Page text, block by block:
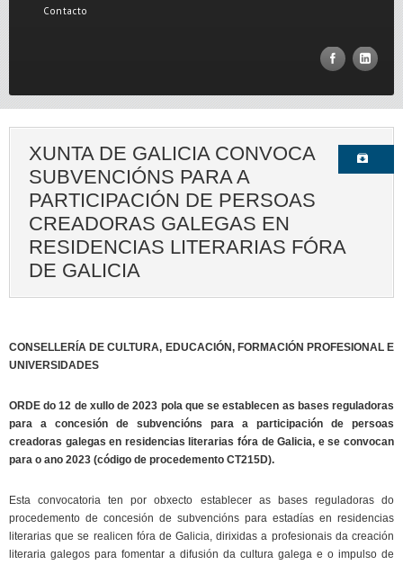
Contacto
XUNTA DE GALICIA CONVOCA
SUBVENCIÓNS PARA A
PARTICIPACIÓN DE PERSOAS
CREADORAS GALEGAS EN
RESIDENCIAS LITERARIAS FÓRA
DE GALICIA
CONSELLERÍA DE CULTURA, EDUCACIÓN, FORMACIÓN PROFESIONAL E
UNIVERSIDADES
ORDE do 12 de xullo de 2023 pola que se establecen as bases reguladoras
para a concesión de subvencións para a participación de persoas
creadoras galegas en residencias literarias fóra de Galicia, e se convocan
para o ano 2023 (código de procedemento CT215D).
Esta convocatoria ten por obxecto establecer as bases reguladoras do
procedemento de concesión de subvencións para estadías en residencias
literarias que se realicen fóra de Galicia, dirixidas a profesionais da creación
literaria galegos para fomentar a difusión da cultura galega e o impulso de